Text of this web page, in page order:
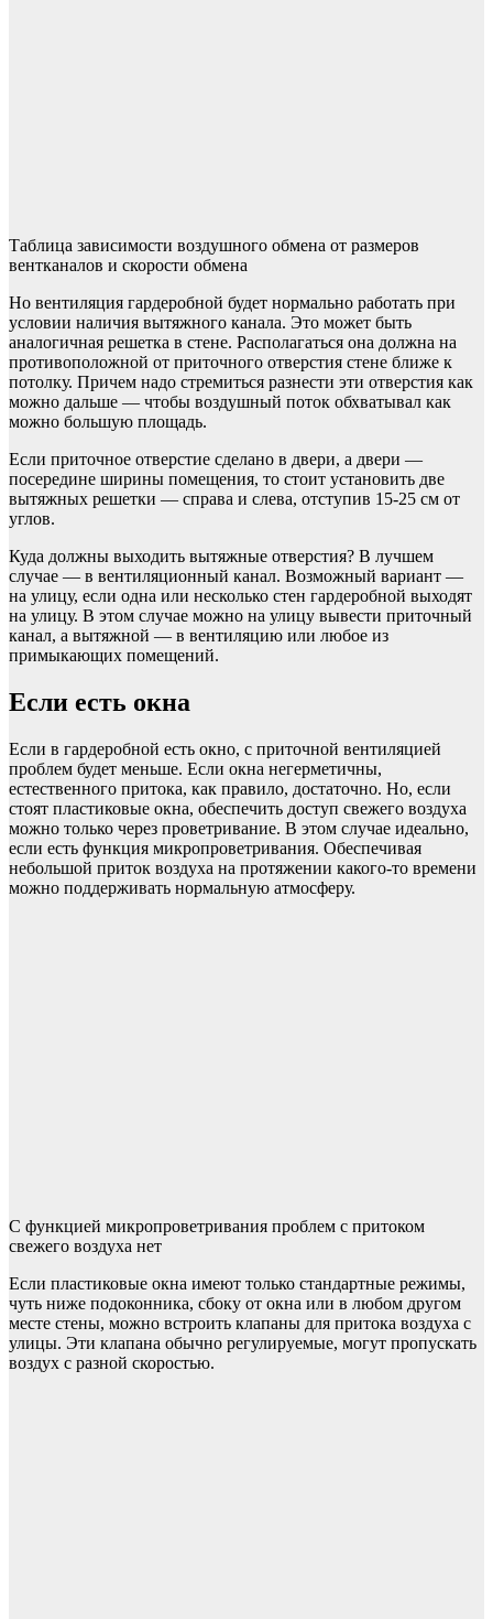
Таблица зависимости воздушного обмена от размеров
вентканалов и скорости обмена
Но вентиляция гардеробной будет нормально работать при
условии наличия вытяжного канала. Это может быть
аналогичная решетка в стене. Располагаться она должна на
противоположной от приточного отверстия стене ближе к
потолку. Причем надо стремиться разнести эти отверстия как
можно дальше — чтобы воздушный поток обхватывал как
можно большую площадь.
Если приточное отверстие сделано в двери, а двери —
посередине ширины помещения, то стоит установить две
вытяжных решетки — справа и слева, отступив 15-25 см от
углов.
Куда должны выходить вытяжные отверстия? В лучшем
случае — в вентиляционный канал. Возможный вариант —
на улицу, если одна или несколько стен гардеробной выходят
на улицу. В этом случае можно на улицу вывести приточный
канал, а вытяжной — в вентиляцию или любое из
примыкающих помещений.
Если есть окна
Если в гардеробной есть окно, с приточной вентиляцией
проблем будет меньше. Если окна негерметичны,
естественного притока, как правило, достаточно. Но, если
стоят пластиковые окна, обеспечить доступ свежего воздуха
можно только через проветривание. В этом случае идеально,
если есть функция микропроветривания. Обеспечивая
небольшой приток воздуха на протяжении какого-то времени
можно поддерживать нормальную атмосферу.
С функцией микропроветривания проблем с притоком
свежего воздуха нет
Если пластиковые окна имеют только стандартные режимы,
чуть ниже подоконника, сбоку от окна или в любом другом
месте стены, можно встроить клапаны для притока воздуха с
улицы. Эти клапана обычно регулируемые, могут пропускать
воздух с разной скоростью.